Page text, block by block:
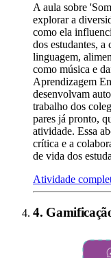
A aula sobre
explorar a
como ela
dos estudantes, a
linguagem,
como música e
Aprendizagem
desenvolvam
trabalho dos
pares já pronto,
atividade. Essa
crítica e a
de vida dos
Atividade
4.